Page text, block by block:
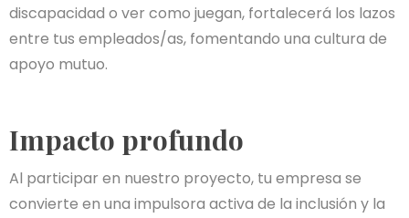
discapacidad o ver como juegan, fortalecerá los lazos
entre tus empleados/as, fomentando una cultura de
apoyo mutuo.
Impacto profundo
Al participar en nuestro proyecto, tu empresa se
convierte en una impulsora activa de la inclusión y la